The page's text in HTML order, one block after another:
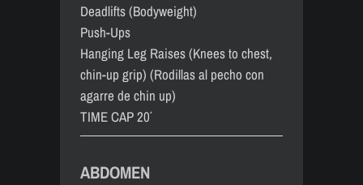
Deadlifts (Bodyweight)
Push-Ups
Hanging Leg Raises (Knees to chest,
chin-up grip) (Rodillas al pecho con
agarre de chin up)
TIME CAP 20´
ABDOMEN